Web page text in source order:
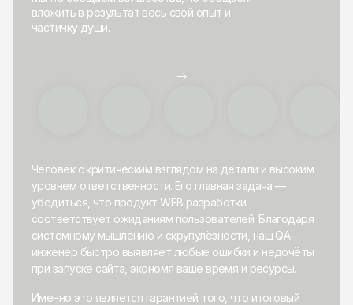
вложить в результат весь свой опыт и
частичку души.
Человек с критическим взглядом на детали и высоким
уровнем ответственности. Его главная задача —
убедиться, что продукт WEB разработки
соответствует ожиданиям пользователей. Благодаря
системному мышлению и скрупулёзности, наш QA-
инженер быстро выявляет любые ошибки и недочёты
при запуске сайта, экономя ваше время и ресурсы.
Именно это является гарантией того, что итоговый